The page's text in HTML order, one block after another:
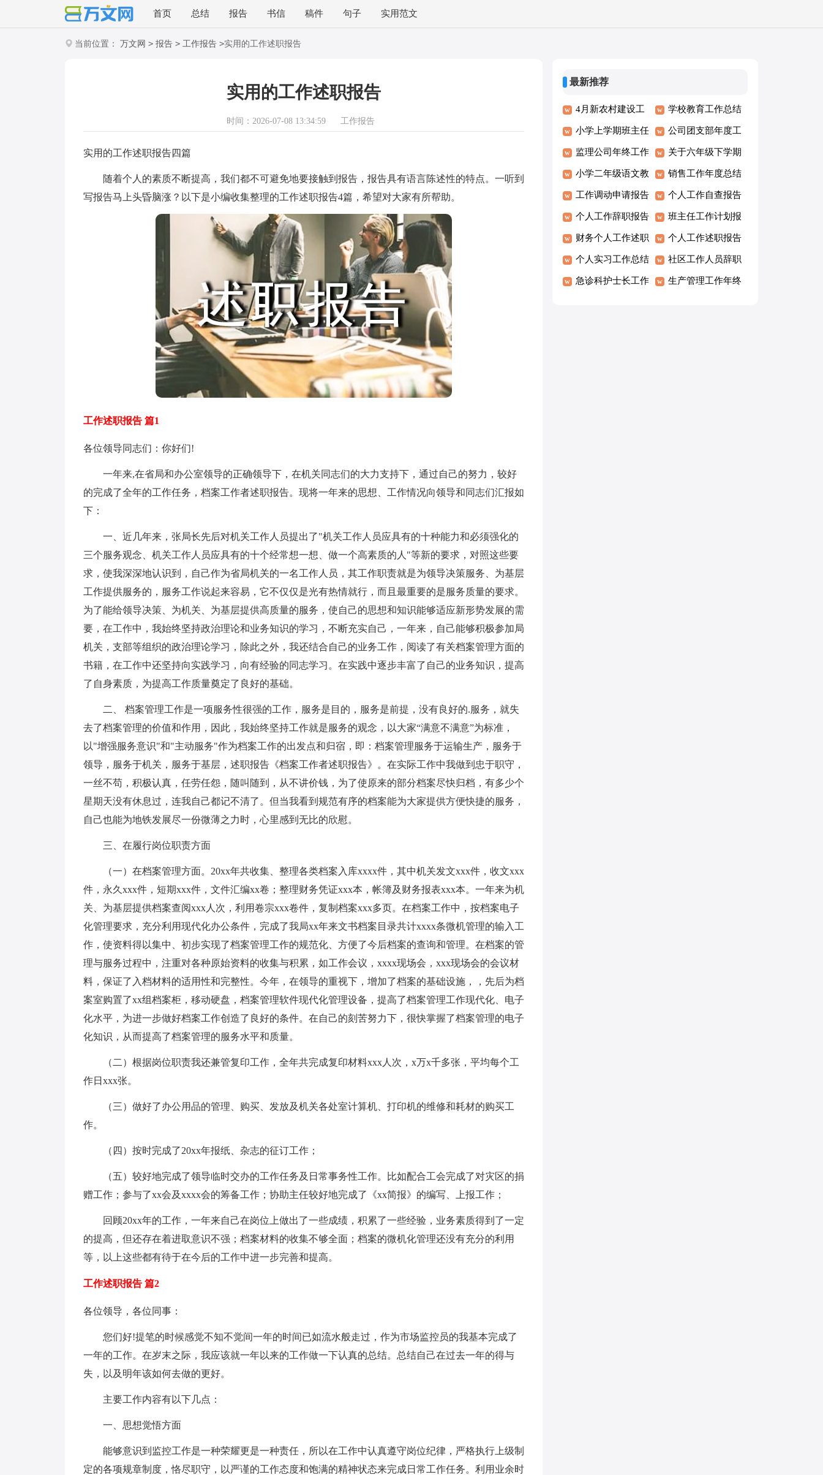
首页 总结 报告 书信 稿件 句子 实用范文
当前位置： 万文网 > 报告 > 工作报告 >实用的工作述职报告
实用的工作述职报告
时间：2026-07-08 13:34:59 工作报告
实用的工作述职报告四篇
随着个人的素质不断提高，我们都不可避免地要接触到报告，报告具有语言陈述性的特点。一听到
写报告马上头昏脑涨？以下是小编收集整理的工作述职报告4篇，希望对大家有所帮助。
工作述职报告 篇1
各位领导同志们：你好们!
一年来,在省局和办公室领导的正确领导下，在机关同志们的大力支持下，通过自己的努力，较好
的完成了全年的工作任务，档案工作者述职报告。现将一年来的思想、工作情况向领导和同志们汇报如
下：
一、近几年来，张局长先后对机关工作人员提出了"机关工作人员应具有的十种能力和必须强化的
三个服务观念、机关工作人员应具有的十个经常想一想、做一个高素质的人"等新的要求，对照这些要
求，使我深深地认识到，自己作为省局机关的一名工作人员，其工作职责就是为领导决策服务、为基层
工作提供服务的，服务工作说起来容易，它不仅仅是光有热情就行，而且最重要的是服务质量的要求。
为了能给领导决策、为机关、为基层提供高质量的服务，使自己的思想和知识能够适应新形势发展的需
要，在工作中，我始终坚持政治理论和业务知识的学习，不断充实自己，一年来，自己能够积极参加局
机关，支部等组织的政治理论学习，除此之外，我还结合自己的业务工作，阅读了有关档案管理方面的
书籍，在工作中还坚持向实践学习，向有经验的同志学习。在实践中逐步丰富了自己的业务知识，提高
了自身素质，为提高工作质量奠定了良好的基础。
二、 档案管理工作是一项服务性很强的工作，服务是目的，服务是前提，没有良好的.服务，就失
去了档案管理的价值和作用，因此，我始终坚持工作就是服务的观念，以大家“满意不满意”为标准，
以"增强服务意识"和"主动服务"作为档案工作的出发点和归宿，即：档案管理服务于运输生产，服务于
领导，服务于机关，服务于基层，述职报告《档案工作者述职报告》。在实际工作中我做到忠于职守，
一丝不苟，积极认真，任劳任怨，随叫随到，从不讲价钱，为了使原来的部分档案尽快归档，有多少个
星期天没有休息过，连我自己都记不清了。但当我看到规范有序的档案能为大家提供方便快捷的服务，
自己也能为地铁发展尽一份微薄之力时，心里感到无比的欣慰。
三、在履行岗位职责方面
（一）在档案管理方面。20xx年共收集、整理各类档案入库xxxx件，其中机关发文xxx件，收文xxx
件，永久xxx件，短期xxx件，文件汇编xx卷；整理财务凭证xxx本，帐簿及财务报表xxx本。一年来为机
关、为基层提供档案查阅xxx人次，利用卷宗xxx卷件，复制档案xxx多页。在档案工作中，按档案电子
化管理要求，充分利用现代化办公条件，完成了我局xx年来文书档案目录共计xxxx条微机管理的输入工
作，使资料得以集中、初步实现了档案管理工作的规范化、方便了今后档案的查询和管理。在档案的管
理与服务过程中，注重对各种原始资料的收集与积累，如工作会议，xxxx现场会，xxx现场会的会议材
料，保证了入档材料的适用性和完整性。今年，在领导的重视下，增加了档案的基础设施，，先后为档
案室购置了xx组档案柜，移动硬盘，档案管理软件现代化管理设备，提高了档案管理工作现代化、电子
化水平，为进一步做好档案工作创造了良好的条件。在自己的刻苦努力下，很快掌握了档案管理的电子
化知识，从而提高了档案管理的服务水平和质量。
（二）根据岗位职责我还兼管复印工作，全年共完成复印材料xxx人次，x万x千多张，平均每个工
作日xxx张。
（三）做好了办公用品的管理、购买、发放及机关各处室计算机、打印机的维修和耗材的购买工
作。
（四）按时完成了20xx年报纸、杂志的征订工作；
（五）较好地完成了领导临时交办的工作任务及日常事务性工作。比如配合工会完成了对灾区的捐
赠工作；参与了xx会及xxxx会的筹备工作；协助主任较好地完成了《xx简报》的编写、上报工作；
回顾20xx年的工作，一年来自己在岗位上做出了一些成绩，积累了一些经验，业务素质得到了一定
的提高，但还存在着进取意识不强；档案材料的收集不够全面；档案的微机化管理还没有充分的利用
等，以上这些都有待于在今后的工作中进一步完善和提高。
工作述职报告 篇2
各位领导，各位同事：
您们好!提笔的时候感觉不知不觉间一年的时间已如流水般走过，作为市场监控员的我基本完成了
一年的工作。在岁末之际，我应该就一年以来的工作做一下认真的总结。总结自己在过去一年的得与
失，以及明年该如何去做的更好。
主要工作内容有以下几点：
一、思想觉悟方面
能够意识到监控工作是一种荣耀更是一种责任，所以在工作中认真遵守岗位纪律，严格执行上级制
定的各项规章制度，恪尽职守，以严谨的工作态度和饱满的精神状态来完成日常工作任务。利用业余时
最新推荐
4月新农村建设工
作的考察报告
学校教育工作总结
报告
小学上学期班主任
优秀工作总结报告
模板
公司团支部年度工
作总结报告范文
监理公司年终工作
总结报告
关于六年级下学期
品德与社会教学工
作总结报告
小学二年级语文教
研组工作总结报告
销售工作年度总结
报告范文
工作调动申请报告
模板
个人工作自查报告
优秀
个人工作辞职报告
范文
班主任工作计划报
告
财务个人工作述职
报告范文
个人工作述职报告
范文简短
个人实习工作总结
报告
社区工作人员辞职
报告
急诊科护士长工作 生产管理工作年终